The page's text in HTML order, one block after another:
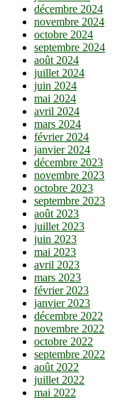
décembre 2024
novembre 2024
octobre 2024
septembre 2024
août 2024
juillet 2024
juin 2024
mai 2024
avril 2024
mars 2024
février 2024
janvier 2024
décembre 2023
novembre 2023
octobre 2023
septembre 2023
août 2023
juillet 2023
juin 2023
mai 2023
avril 2023
mars 2023
février 2023
janvier 2023
décembre 2022
novembre 2022
octobre 2022
septembre 2022
août 2022
juillet 2022
mai 2022